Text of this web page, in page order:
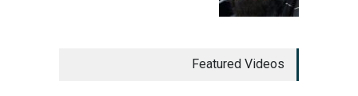
Featured Videos